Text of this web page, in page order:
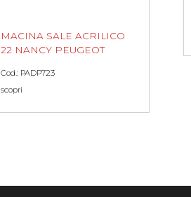
MACINA SALE ACRILICO
22 NANCY PEUGEOT
Cod.: PADP723
scopri